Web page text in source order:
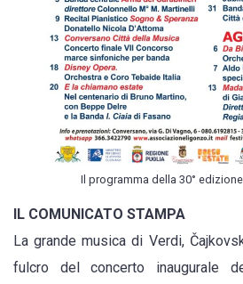
Il programma della 30°
IL COMUNICATO STAMPA
La grande musica di Verdi,
fulcro del concerto inaugurale